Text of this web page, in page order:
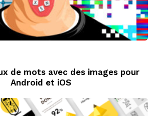
de mots avec des images pour
Android et iOS